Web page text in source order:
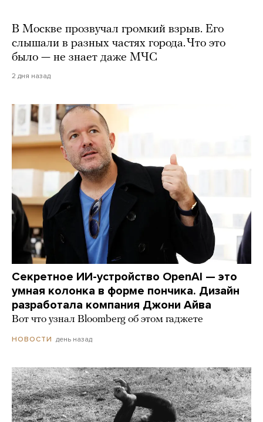
В Москве прозвучал громкий взрыв. Его
слышали в разных частях города. Что это
было — не знает даже МЧС
2 дня назад
Секретное ИИ-устройство OpenAI — это
умная колонка в форме пончика. Дизайн
разработала компания Джони Айва
Вот что узнал Bloomberg об этом гаджете
НОВОСТИ день назад